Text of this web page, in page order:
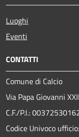
Luoghi
Eventi
CONTATTI
Comune di Calcio
Via Papa Giovanni
C.F./P.I.:
Codice Univoco ufficio: